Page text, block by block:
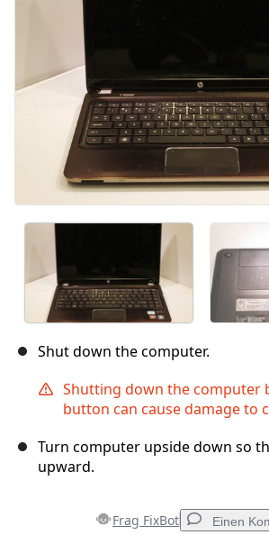
Shut down the computer.
Shutting down the computer
button can cause damage to
Turn computer upside down so
upward.
Frag FixBot Einen